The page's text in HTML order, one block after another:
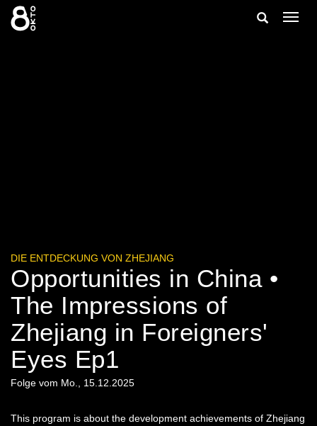
Zum
Inhalt
springen
Suche
DIE ENTDECKUNG VON ZHEJIANG
Opportunities in China •
The Impressions of
Zhejiang in Foreigners'
Eyes Ep1
Folge vom Mo., 15.12.2025
This program is about the development achievements of Zhejiang